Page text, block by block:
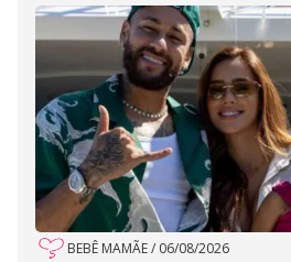
BEBÊ MAMÃE/ 06/08/2026